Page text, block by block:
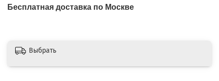
Бесплатная доставка по Москве
Выбрать